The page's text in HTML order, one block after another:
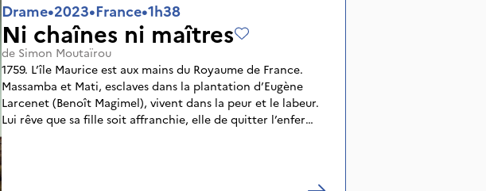
Drame•2023•France•1h38
Ni chaînes ni maîtres
de Simon Moutaïrou
1759. L’île Maurice est aux mains du Royaume de France.
Massamba et Mati, esclaves dans la plantation d’Eugène
Larcenet (Benoît Magimel), vivent dans la peur et le labeur.
Lui rêve que sa fille soit affranchie, elle de quitter l’enfer
vert de la canne à sucre. Une nuit, elle s’enfuit. Madame La
Victoire (Camille Cottin), célèbre chasseuse d’esclaves, est
engagée pour la traquer. Massamba n’a d’autre choix que de
s’évader à son tour. Par cet acte, il devient un « marron »,